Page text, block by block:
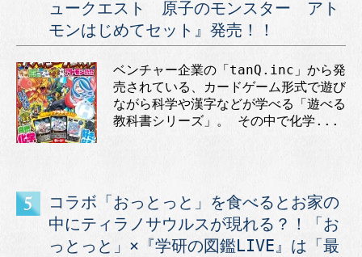
ュークエスト 原子のモンスター アト
モンはじめてセット』発売！！
ベンチャー企業の「tanQ.inc」から発
売されている、カードゲーム形式で遊び
ながら科学や漢字などが学べる「遊べる
教科書シリーズ」。 その中で化学...
コラボ「おっとっと」を食べるとお家の
中にティラノサウルスが現れる？！「お
っとっと」×『学研の図鑑LIVE』は「最